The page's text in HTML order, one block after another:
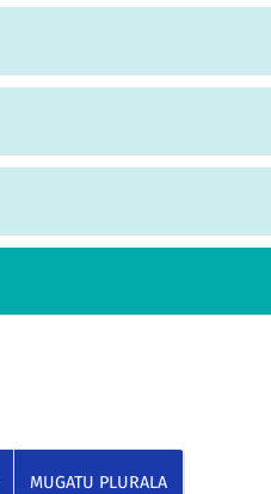
MUGATU PLURALA